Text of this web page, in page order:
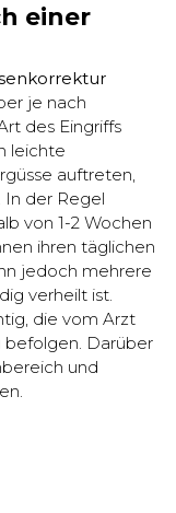
einer
je nach
des Eingriffs
leichte
auftreten,
der Regel
von 1-2 Wochen
ihren täglichen
jedoch mehrere
verheilt ist.
die vom Arzt
Darüber
und